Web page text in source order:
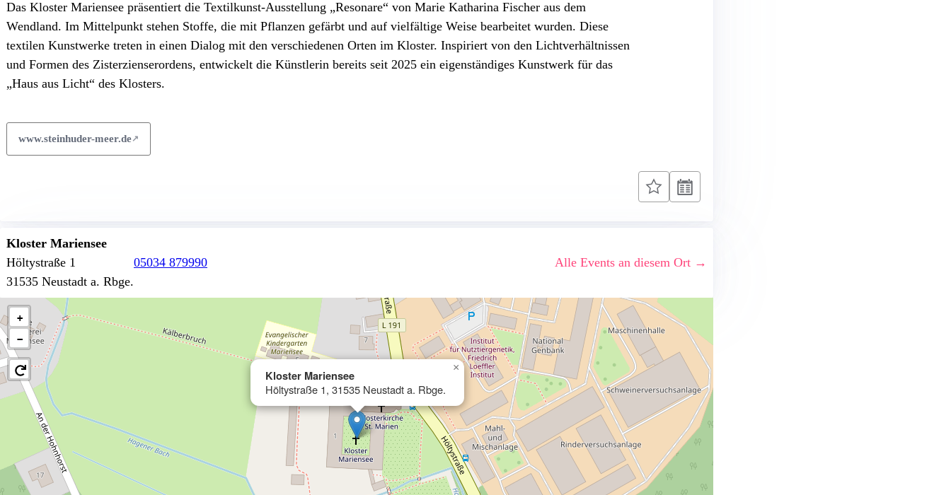
Das Kloster Mariensee präsentiert die Textilkunst-Ausstellung „Resonare“ von Marie Katharina Fischer aus dem
Wendland. Im Mittelpunkt stehen Stoffe, die mit Pflanzen gefärbt und auf vielfältige Weise bearbeitet wurden. Diese
textilen Kunstwerke treten in einen Dialog mit den verschiedenen Orten im Kloster. Inspiriert von den Lichtverhältnissen
und Formen des Zisterzienserordens, entwickelt die Künstlerin bereits seit 2025 ein eigenständiges Kunstwerk für das
„Haus aus Licht“ des Klosters.
www.steinhuder-meer.de
Kloster Mariensee
Höltystraße 1
31535 Neustadt a. Rbge.
05034 879990 Alle Events an diesem Ort →
Kloster Mariensee
Höltystraße 1, 31535 Neustadt a. Rbge.
×
+
−